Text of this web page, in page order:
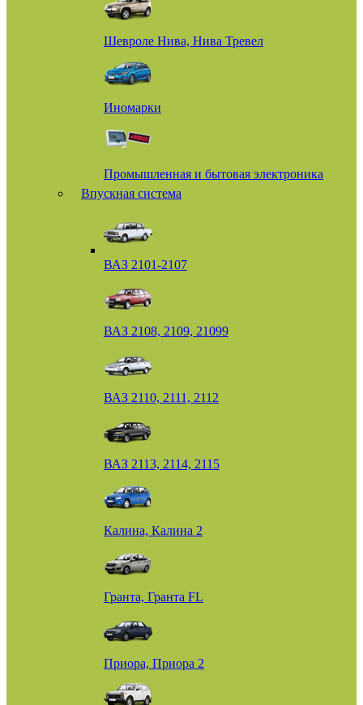
Шевроле Нива, Нива Тревел
Иномарки
Промышленная и бытовая электроника
Впускная система
ВАЗ 2101-2107
ВАЗ 2108, 2109, 21099
ВАЗ 2110, 2111, 2112
ВАЗ 2113, 2114, 2115
Калина, Калина 2
Гранта, Гранта FL
Приора, Приора 2